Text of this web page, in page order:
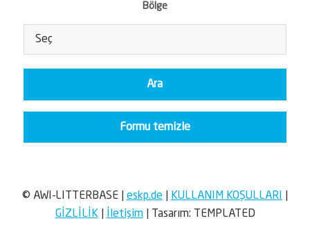
Bölge
© AWI-LITTERBASE eskp.de KULLANIM KOŞULLARI
GIZLILIK
İletişim Tasarım: TEMPLATED